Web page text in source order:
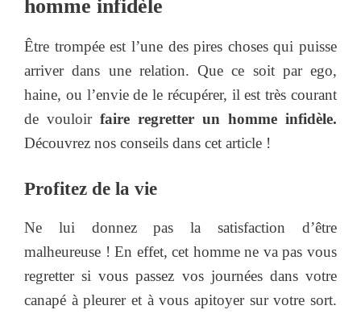
homme infidèle
Être trompée est l’une des pires choses qui puisse
arriver dans une relation. Que ce soit par ego,
haine, ou l’envie de le récupérer, il est très courant
de vouloir faire regretter un homme infidèle.
Découvrez nos conseils dans cet article !
Profitez de la vie
Ne lui donnez pas la satisfaction d’être
malheureuse ! En effet, cet homme ne va pas vous
regretter si vous passez vos journées dans votre
canapé à pleurer et à vous apitoyer sur votre sort.